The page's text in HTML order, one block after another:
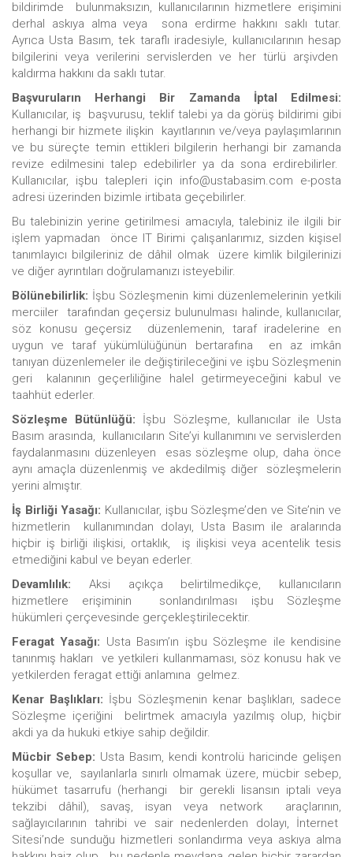
bildirimde bulunmaksızın, kullanıcılarının hizmetlere erişimini
derhal askıya alma veya sona erdirme hakkını saklı tutar.
Ayrıca Usta Basım, tek taraflı iradesiyle, kullanıcılarının hesap
bilgilerini veya verilerini servislerden ve her türlü arşivden
kaldırma hakkını da saklı tutar.
Başvuruların Herhangi Bir Zamanda İptal Edilmesi:
Kullanıcılar, iş başvurusu, teklif talebi ya da görüş bildirimi gibi
herhangi bir hizmete ilişkin kayıtlarının ve/veya paylaşımlarının
ve bu süreçte temin ettikleri bilgilerin herhangi bir zamanda
revize edilmesini talep edebilirler ya da sona erdirebilirler.
Kullanıcılar, işbu talepleri için info@ustabasim.com e-posta
adresi üzerinden bizimle irtibata geçebilirler.
Bu talebinizin yerine getirilmesi amacıyla, talebiniz ile ilgili bir
işlem yapmadan önce IT Birimi çalışanlarımız, sizden kişisel
tanımlayıcı bilgileriniz de dâhil olmak üzere kimlik bilgilerinizi
ve diğer ayrıntıları doğrulamanızı isteyebilir.
Bölünebilirlik: İşbu Sözleşmenin kimi düzenlemelerinin yetkili
merciiler tarafından geçersiz bulunulması halinde, kullanıcılar,
söz konusu geçersiz düzenlemenin, taraf iradelerine en
uygun ve taraf yükümlülüğünün bertarafına en az imkân
tanıyan düzenlemeler ile değiştirileceğini ve işbu Sözleşmenin
geri kalanının geçerliliğine halel getirmeyeceğini kabul ve
taahhüt ederler.
Sözleşme Bütünlüğü: İşbu Sözleşme, kullanıcılar ile Usta
Basım arasında, kullanıcıların Site’yi kullanımını ve servislerden
faydalanmasını düzenleyen esas sözleşme olup, daha önce
aynı amaçla düzenlenmiş ve akdedilmiş diğer sözleşmelerin
yerini almıştır.
İş Birliği Yasağı: Kullanıcılar, işbu Sözleşme’den ve Site’nin ve
hizmetlerin kullanımından dolayı, Usta Basım ile aralarında
hiçbir iş birliği ilişkisi, ortaklık, iş ilişkisi veya acentelik tesis
etmediğini kabul ve beyan ederler.
Devamlılık: Aksi açıkça belirtilmedikçe, kullanıcıların
hizmetlere erişiminin sonlandırılması işbu Sözleşme
hükümleri çerçevesinde gerçekleştirilecektir.
Feragat Yasağı: Usta Basım’ın işbu Sözleşme ile kendisine
tanınmış hakları ve yetkileri kullanmaması, söz konusu hak ve
yetkilerden feragat ettiği anlamına gelmez.
Kenar Başlıkları: İşbu Sözleşmenin kenar başlıkları, sadece
Sözleşme içeriğini belirtmek amacıyla yazılmış olup, hiçbir
akdi ya da hukuki etkiye sahip değildir.
Mücbir Sebep: Usta Basım, kendi kontrolü haricinde gelişen
koşullar ve, sayılanlarla sınırlı olmamak üzere, mücbir sebep,
hükümet tasarrufu (herhangi bir gerekli lisansın iptali veya
tekzibi dâhil), savaş, isyan veya network araçlarının,
sağlayıcılarının tahribi ve sair nedenlerden dolayı, İnternet
Sitesi’nde sunduğu hizmetleri sonlandırma veya askıya alma